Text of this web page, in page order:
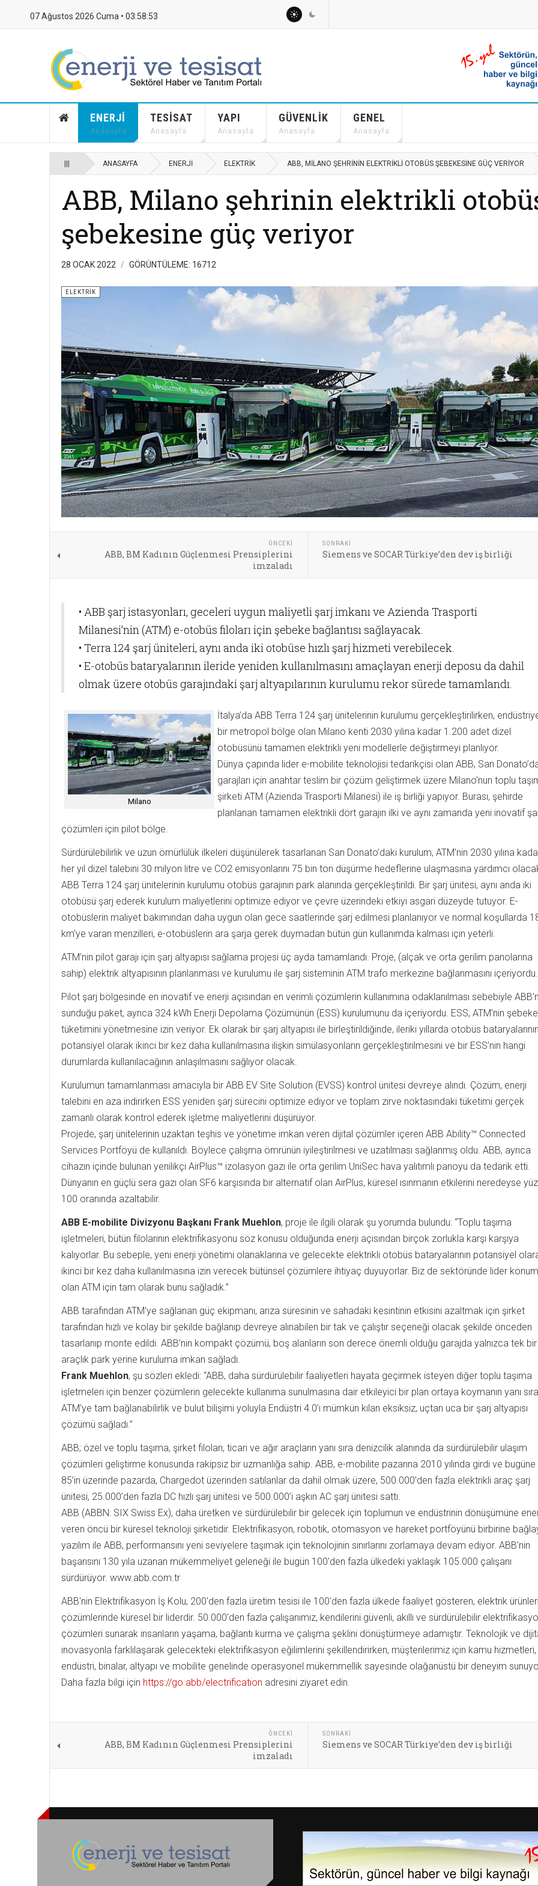
07 Ağustos 2026 Cuma • 03:58:54
ENERJI
Anasayfa
TESISAT
Anasayfa
YAPI
Anasayfa
GÜVENLIK
Anasayfa
GENEL
Anasayfa
ANASAYFA ENERJI ELEKTRIK ABB, MILANO ŞEHRININ ELEKTRIKLI OTOBÜS ŞEBEKESINE GÜÇ VERIYOR
ABB, Milano şehrinin elektrikli
şebekesine güç veriyor
28 OCAK 2022 GÖRÜNTÜLEME: 16712
ELEKTRIK
ÖNCEKI
ABB, BM Kadının Güçlenmesi Prensiplerini
imzaladı
SONRAKI
Siemens ve SOCAR Türkiye’den dev iş birliği
• ABB şarj istasyonları, geceleri uygun maliyetli şarj imkanı ve Azienda Trasporti
Milanesi’nin (ATM) e-otobüs filoları için şebeke bağlantısı sağlayacak.
• Terra 124 şarj üniteleri, aynı anda iki otobüse hızlı şarj hizmeti verebilecek.
• E-otobüs bataryalarının ileride yeniden kullanılmasını amaçlayan enerji deposu da dahil
olmak üzere otobüs garajındaki şarj altyapılarının kurulumu rekor sürede tamamlandı.
Milano
İtalya’da ABB Terra 124 şarj ünitelerinin kurulumu gerçekleştirilirken,
bir metropol bölge olan Milano kenti 2030 yılına kadar 1.200 adet dizel
otobüsünü tamamen elektrikli yeni modellerle değiştirmeyi planlıyor.
Dünya çapında lider e-mobilite teknolojisi tedarikçisi olan ABB, San
garajları için anahtar teslim bir çözüm geliştirmek üzere Milano’nun toplu
şirketi ATM (Azienda Trasporti Milanesi) ile iş birliği yapıyor. Burası, şehirde
planlanan tamamen elektrikli dört garajın ilki ve aynı zamanda yeni inovatif
çözümleri için pilot bölge.
Sürdürülebilirlik ve uzun ömürlülük ilkeleri düşünülerek tasarlanan San Donato’daki kurulum, ATM’nin 2030 yılına
her yıl dizel talebini 30 milyon litre ve CO2 emisyonlarını 75 bin ton düşürme hedeflerine ulaşmasına yardımcı
ABB Terra 124 şarj ünitelerinin kurulumu otobüs garajının park alanında gerçekleştirildi. Bir şarj ünitesi, aynı anda iki
otobüsü şarj ederek kurulum maliyetlerini optimize ediyor ve çevre üzerindeki etkiyi asgari düzeyde tutuyor. E-
otobüslerin maliyet bakımından daha uygun olan gece saatlerinde şarj edilmesi planlanıyor ve normal koşullarda
km’ye varan menzilleri, e-otobüslerin ara şarja gerek duymadan bütün gün kullanımda kalması için yeterli.
ATM’nin pilot garajı için şarj altyapısı sağlama projesi üç ayda tamamlandı. Proje, (alçak ve orta gerilim panolarına
sahip) elektrik altyapısının planlanması ve kurulumu ile şarj sisteminin ATM trafo merkezine bağlanmasını içeriyordu.
Pilot şarj bölgesinde en inovatif ve enerji açısından en verimli çözümlerin kullanımına odaklanılması sebebiyle
sunduğu paket, ayrıca 324 kWh Enerji Depolama Çözümünün (ESS) kurulumunu da içeriyordu. ESS, ATM’nin şebeke
tüketimini yönetmesine izin veriyor. Ek olarak bir şarj altyapısı ile birleştirildiğinde, ileriki yıllarda otobüs bataryalarının
potansiyel olarak ikinci bir kez daha kullanılmasına ilişkin simülasyonların gerçekleştirilmesini ve bir ESS’nin hangi
durumlarda kullanılacağının anlaşılmasını sağlıyor olacak.
Kurulumun tamamlanması amacıyla bir ABB EV Site Solution (EVSS) kontrol ünitesi devreye alındı. Çözüm, enerji
talebini en aza indirirken ESS yeniden şarj sürecini optimize ediyor ve toplam zirve noktasındaki tüketimi gerçek
zamanlı olarak kontrol ederek işletme maliyetlerini düşürüyor.
Projede, şarj ünitelerinin uzaktan teşhis ve yönetime imkan veren dijital çözümler içeren ABB Ability™ Connected
Services Portföyü de kullanıldı. Böylece çalışma ömrünün iyileştirilmesi ve uzatılması sağlanmış oldu. ABB, ayrıca
cihazın içinde bulunan yenilikçi AirPlus™ izolasyon gazı ile orta gerilim UniSec hava yalıtımlı panoyu da tedarik etti.
Dünyanın en güçlü sera gazı olan SF6 karşısında bir alternatif olan AirPlus, küresel ısınmanın etkilerini neredeyse
100 oranında azaltabilir.
ABB E-mobilite Divizyonu Başkanı Frank Muehlon, proje ile ilgili olarak şu yorumda bulundu: “Toplu taşıma
işletmeleri, bütün filolarının elektrifikasyonu söz konusu olduğunda enerji açısından birçok zorlukla karşı karşıya
kalıyorlar. Bu sebeple, yeni enerji yönetimi olanaklarına ve gelecekte elektrikli otobüs bataryalarının potansiyel
ikinci bir kez daha kullanılmasına izin verecek bütünsel çözümlere ihtiyaç duyuyorlar. Biz de sektöründe lider
olan ATM için tam olarak bunu sağladık.”
ABB tarafından ATM'ye sağlanan güç ekipmanı, arıza süresinin ve sahadaki kesintinin etkisini azaltmak için şirket
tarafından hızlı ve kolay bir şekilde bağlanıp devreye alınabilen bir tak ve çalıştır seçeneği olacak şekilde önceden
tasarlanıp monte edildi. ABB’nin kompakt çözümü, boş alanların son derece önemli olduğu garajda yalnızca tek bir
araçlık park yerine kuruluma imkan sağladı.
Frank Muehlon, şu sözleri ekledi: “ABB, daha sürdürülebilir faaliyetleri hayata geçirmek isteyen diğer toplu taşıma
işletmeleri için benzer çözümlerin gelecekte kullanıma sunulmasına dair etkileyici bir plan ortaya koymanın yanı
ATM’ye tam bağlanabilirlik ve bulut bilişimi yoluyla Endüstri 4.0’ı mümkün kılan eksiksiz, uçtan uca bir şarj altyapısı
çözümü sağladı.”
ABB; özel ve toplu taşıma, şirket filoları, ticari ve ağır araçların yanı sıra denizcilik alanında da sürdürülebilir ulaşım
çözümleri geliştirme konusunda rakipsiz bir uzmanlığa sahip. ABB, e-mobilite pazarına 2010 yılında girdi ve
85’in üzerinde pazarda, Chargedot üzerinden satılanlar da dahil olmak üzere, 500.000’den fazla elektrikli araç şarj
ünitesi, 25.000’den fazla DC hızlı şarj ünitesi ve 500.000’i aşkın AC şarj ünitesi sattı.
ABB (ABBN: SIX Swiss Ex), daha üretken ve sürdürülebilir bir gelecek için toplumun ve endüstrinin dönüşümüne
veren öncü bir küresel teknoloji şirketidir. Elektrifikasyon, robotik, otomasyon ve hareket portföyünü birbirine
yazılım ile ABB, performansını yeni seviyelere taşımak için teknolojinin sınırlarını zorlamaya devam ediyor. ABB'nin
başarısını 130 yıla uzanan mükemmeliyet geleneği ile bugün 100'den fazla ülkedeki yaklaşık 105.000 çalışanı
sürdürüyor. www.abb.com.tr
ABB'nin Elektrifikasyon İş Kolu, 200'den fazla üretim tesisi ile 100'den fazla ülkede faaliyet gösteren, elektrik
çözümlerinde küresel bir liderdir. 50.000'den fazla çalışanımız, kendilerini güvenli, akıllı ve sürdürülebilir
çözümleri sunarak insanların yaşama, bağlantı kurma ve çalışma şeklini dönüştürmeye adamıştır. Teknolojik ve
inovasyonla farklılaşarak gelecekteki elektrifikasyon eğilimlerini şekillendirirken, müşterilerimiz için kamu hizmetleri,
endüstri, binalar, altyapı ve mobilite genelinde operasyonel mükemmellik sayesinde olağanüstü bir deneyim
Daha fazla bilgi için https://go.abb/electrification adresini ziyaret edin.
ÖNCEKI
ABB, BM Kadının Güçlenmesi Prensiplerini
imzaladı
SONRAKI
Siemens ve SOCAR Türkiye’den dev iş birliği